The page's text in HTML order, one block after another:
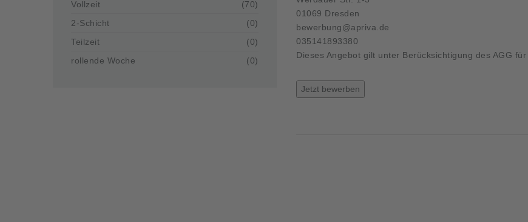
01069 Dresden
bewerbung@apriva.de
035141893380
Dieses Angebot gilt unter Berücksichtigung des AGG
Jetzt bewerben
Vollzeit
(70)
2-Schicht
(0)
Teilzeit
(0)
rollende Woche
(0)